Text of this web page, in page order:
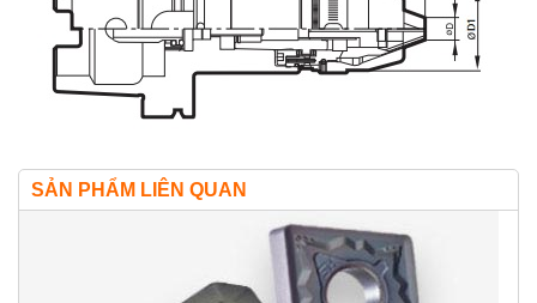
SẢN PHẨM LIÊN QUAN